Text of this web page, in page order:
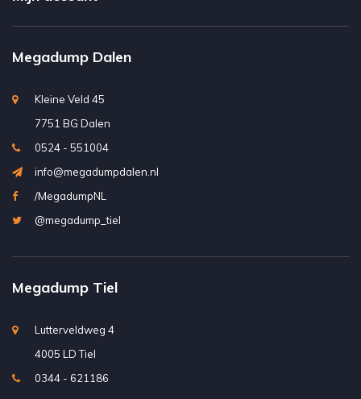
Megadump Dalen
Kleine Veld 45
7751 BG Dalen
0524 - 551004
info@megadumpdalen.nl
/MegadumpNL
@megadump_tiel
Megadump Tiel
Lutterveldweg 4
4005 LD Tiel
0344 - 621186